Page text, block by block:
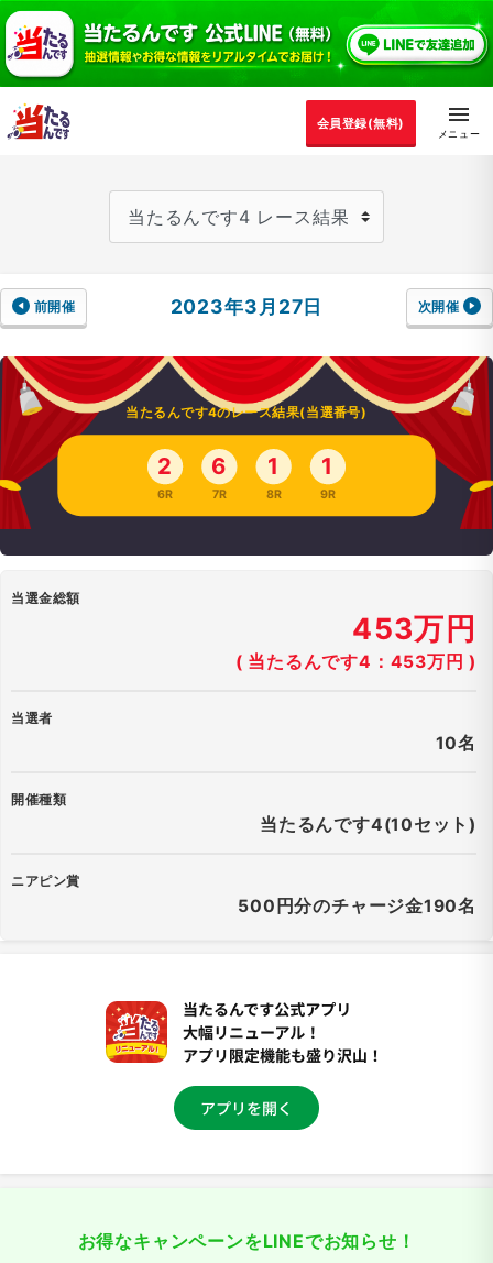
会員登録(無料)
前開催 2023年3月27日 次開催
当たるんです4のレース結果(当選番号)
2
6R
6
7R
1
8R
1
9R
当選金総額
453万円
( 当たるんです4：453万円 )
当選者
10名
開催種類
当たるんです4(10セット)
ニアピン賞
500円分のチャージ金190名
お得なキャンペーンをLINEでお知らせ！